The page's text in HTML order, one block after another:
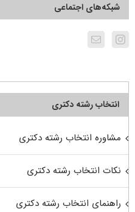
شبکه‌های اجتماعی
انتخاب رشته دکتری
مشاوره انتخاب رشته دکتری
نکات انتخاب رشته دکتری
راهنمای انتخاب رشته دکتری